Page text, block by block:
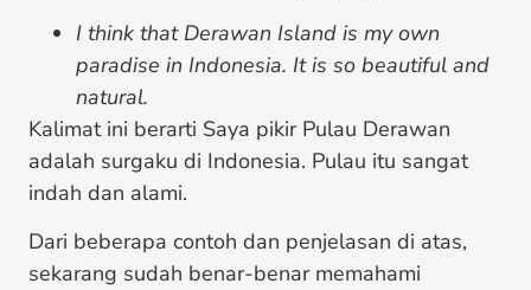
I think that Derawan Island is my own
paradise in Indonesia. It is so beautiful and
natural.
Kalimat ini berarti Saya pikir Pulau Derawan
adalah surgaku di Indonesia. Pulau itu sangat
indah dan alami.
Dari beberapa contoh dan penjelasan di atas,
sekarang sudah benar-benar memahami